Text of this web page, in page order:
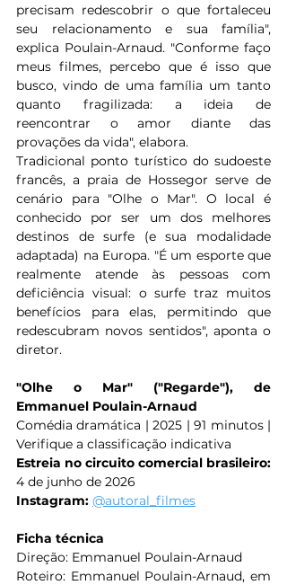
precisam redescobrir o que fortaleceu
seu relacionamento e sua família",
explica Poulain-Arnaud. "Conforme faço
meus filmes, percebo que é isso que
busco, vindo de uma família um tanto
quanto fragilizada: a ideia de
reencontrar o amor diante das
provações da vida", elabora.
Tradicional ponto turístico do sudoeste
francês, a praia de Hossegor serve de
cenário para "Olhe o Mar". O local é
conhecido por ser um dos melhores
destinos de surfe (e sua modalidade
adaptada) na Europa. "É um esporte que
realmente atende às pessoas com
deficiência visual: o surfe traz muitos
benefícios para elas, permitindo que
redescubram novos sentidos", aponta o
diretor.
"Olhe o Mar" ("Regarde"), de
Emmanuel Poulain-Arnaud
Comédia dramática | 2025 | 91 minutos |
Verifique a classificação indicativa
Estreia no circuito comercial brasileiro:
4 de junho de 2026
Instagram: @autoral_filmes
Ficha técnica
Direção: Emmanuel Poulain-Arnaud
Roteiro: Emmanuel Poulain-Arnaud, em